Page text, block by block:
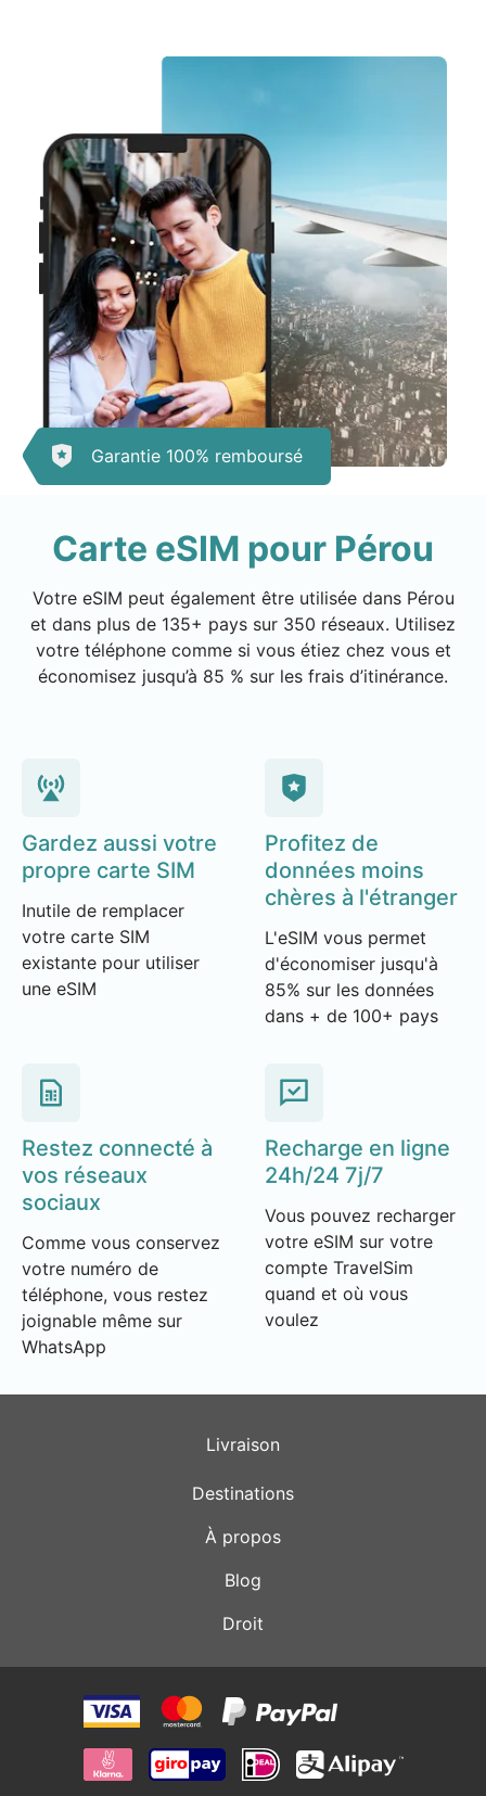
Garantie 100% remboursé
Carte eSIM pour Pérou
Votre eSIM peut également être utilisée dans Pérou
et dans plus de 135+ pays sur 350 réseaux. Utilisez
votre téléphone comme si vous étiez chez vous et
économisez jusqu’à 85 % sur les frais d’itinérance.
Gardez aussi votre
propre carte SIM
Inutile de remplacer
votre carte SIM
existante pour utiliser
une eSIM
Profitez de
données moins
chères à l'étranger
L'eSIM vous permet
d'économiser jusqu'à
85% sur les données
dans + de 100+ pays
Restez connecté à
vos réseaux
sociaux
Comme vous conservez
votre numéro de
téléphone, vous restez
joignable même sur
WhatsApp
Recharge en ligne
24h/24 7j/7
Vous pouvez recharger
votre eSIM sur votre
compte TravelSim
quand et où vous
voulez
Livraison
Destinations
À propos
Blog
Droit